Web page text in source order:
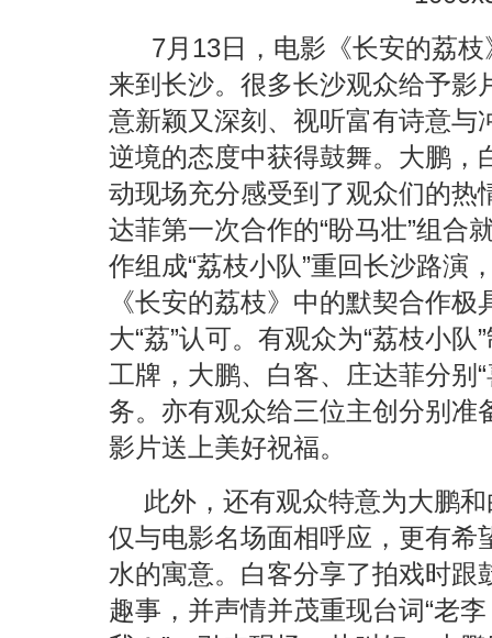
7月13日，电影《长安的荔
来到长沙。很多长沙观众给予影
意新颖又深刻、视听富有诗意与
逆境的态度中获得鼓舞。大鹏，
动现场充分感受到了观众们的热
达菲第一次合作的“盼马壮”组合
作组成“荔枝小队”重回长沙路演
《长安的荔枝》中的默契合作
大“荔”认可。有观众为“荔枝小队
工牌，大鹏、白客、庄达菲分别
务。亦有观众给三位主创分别准
影片送上美好祝福。
此外，还有观众特意为大鹏
仅与电影名场面相呼应，更有希
水的寓意。白客分享了拍戏时跟
趣事，并声情并茂重现台词“老